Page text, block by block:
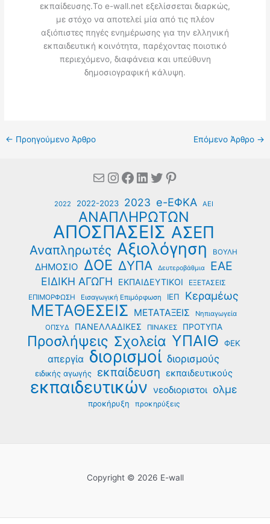
εκπαίδευσης.Το e-wall.net εξελίσσεται διαρκώς,
με στόχο να αποτελεί μία από τις πλέον
αξιόπιστες πηγές ενημέρωσης για την ελληνική
εκπαιδευτική κοινότητα, παρέχοντας ποιοτικό
περιεχόμενο, διαφάνεια και υπεύθυνη
δημοσιογραφική κάλυψη.
← Προηγούμενο Άρθρο Επόμενο Άρθρο →
MailInstagram
Facebook
Linkedin
Twitter
Pinterest
2022 2022-2023 2023 e-ΕΦΚΑ ΑΕΙ
ΑΝΑΠΛΗΡΩΤΩΝ
ΑΠΟΣΠΑΣΕΙΣ ΑΣΕΠ
Αναπληρωτές Αξιολόγηση ΒΟΥΛΗ
ΔΗΜΟΣΙΟ ΔΟΕ ΔΥΠΑ Δευτεροβάθμια ΕΑΕ
ΕΙΔΙΚΗ ΑΓΩΓΗ ΕΚΠΑΙΔΕΥΤΙΚΟΙ ΕΞΕΤΑΣΕΙΣ
ΕΠΙΜΟΡΦΩΣΗ Εισαγωγική Επιμόρφωση ΙΕΠ Κεραμέως
ΜΕΤΑΘΕΣΕΙΣ ΜΕΤΑΤΑΞΕΙΣ
Νηπιαγωγεία
ΟΠΣΥΔ
ΠΑΝΕΛΛΑΔΙΚΕΣ ΠΙΝΑΚΕΣ ΠΡΟΤΥΠΑ
Προσλήψεις Σχολεία ΥΠΑΙΘ ΦΕΚ
απεργία διορισμοί διορισμούς
ειδικής αγωγής εκπαίδευση εκπαιδευτικούς
εκπαιδευτικών νεοδιοριστοι ολμε
προκήρυξη προκηρύξεις
Copyright © 2026 E-wall